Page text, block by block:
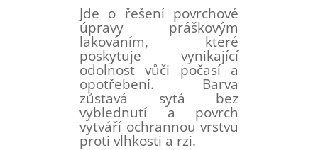
Jde o řešení povrchové
úpravy práškovým
lakováním, které
poskytuje vynikající
odolnost vůči počasí a
opotřebení. Barva
zůstavá sytá bez
vyblednutí a povrch
vytváří ochrannou vrstvu
proti vlhkosti a rzi.